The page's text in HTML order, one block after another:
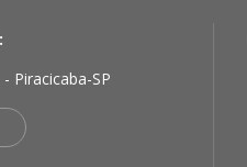
Piracicaba-SP